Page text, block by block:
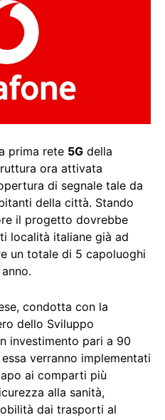
prima rete 5G della
ora attivata
di segnale tale da
della città. Stando
il progetto dovrebbe
località italiane già ad
un totale di 5 capoluoghi
condotta con la
dello Sviluppo
investimento pari a 90
verranno implementati
ai comparti più
alla sanità,
dai trasporti al